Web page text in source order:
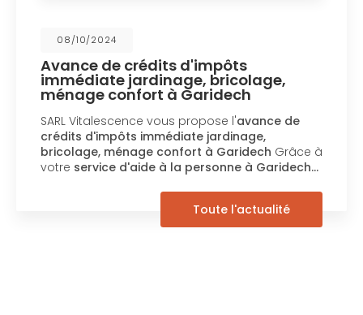
08/10/2024
Avance de crédits d'impôts
immédiate jardinage, bricolage,
ménage confort à Garidech
SARL Vitalescence vous propose l' avance de
crédits d'impôts immédiate jardinage,
bricolage, ménage confort à GaridechGrâce à
votreservice d'aide à la personne à Garidech…
Toute l'actualité